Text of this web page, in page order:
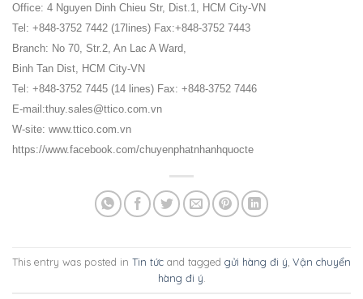
Office: 4 Nguyen Dinh Chieu Str, Dist.1, HCM City-VN
Tel: +848-3752 7442 (17lines) Fax:+848-3752 7443
Branch: No 70, Str.2, An Lac A Ward,
Binh Tan Dist, HCM City-VN
Tel: +848-3752 7445 (14 lines) Fax: +848-3752 7446
E-mail:thuy.sales@ttico.com.vn
W-site: www.ttico.com.vn
https://www.facebook.com/chuyenphatnhanhquocte
This entry was posted in Tin tức and tagged gửi hàng đi ý Vận chuyển
hàng đi ý